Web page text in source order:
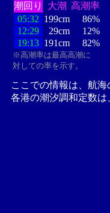
潮回り 大潮 高潮率
05:32 199cm
86%
12:29
29cm
12%
19:13 191cm 82%
※高潮率は最高高潮に
対しての率を示す。
ここでの情報は、航
各港の潮汐調和定数